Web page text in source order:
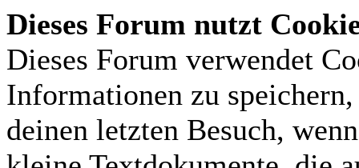
Dieses Forum nutzt
Dieses Forum verwendet
Informationen zu
deinen letzten Besuch,